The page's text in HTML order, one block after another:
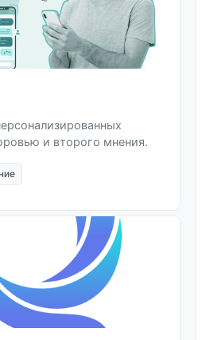
и второго мнения.